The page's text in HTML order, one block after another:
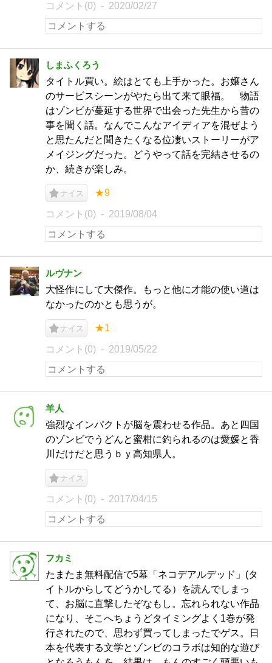
コメント(0) 2020/02/27
しまふくろう
タイトル買い。絵はとても上手かった。お嬢さん
のサービスシーンがやたら出て来て眼福。 物語
はゾンビが蔓延する世界で出会った先生から昔の
事を聞く話。なんでこんなアイディアを混ぜよう
と思たんだと聞きたくなる位凄いストーリーがア
メイジングだった。どうやって話を完結させるの
か、続きが楽しみ。
ナイス ★9
コメント(0) 2019/08/04
ルヴナン
大怪作にして大傑作。もっと他に才能の使い道は
なかったのかとも思うが。
ナイス ★1
コメント(0) 2019/05/22
羊人
強烈なインパクトが脳を震わせる作品。あと四国
のゾンビでうどんと蜜柑に釣られるのは愛媛と香
川だけだと思うｂｙ高知県人。
ナイス
コメント(0) 2017/04/15
フカミ
たまたま無料配信で5幕「ネコデアルデッド」(タ
イトルからしてどうかしてる）を読んでしまっ
て、お脳に直撃したぞなもし。忘れられない作品
になり、そこへちょうどタイミングよく1巻が発
行されたので、思わず買ってしまったでゲス。日
本を代表する文学とゾンビのコラボは知的な遊び